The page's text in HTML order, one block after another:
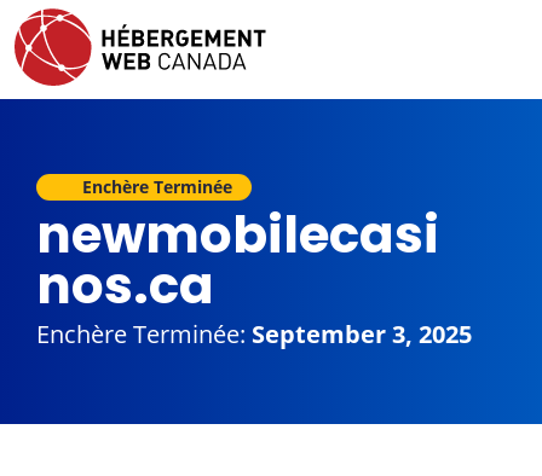
Enchère Terminée
newmobilecasi
nos.ca
Enchère Terminée: September 3, 2025